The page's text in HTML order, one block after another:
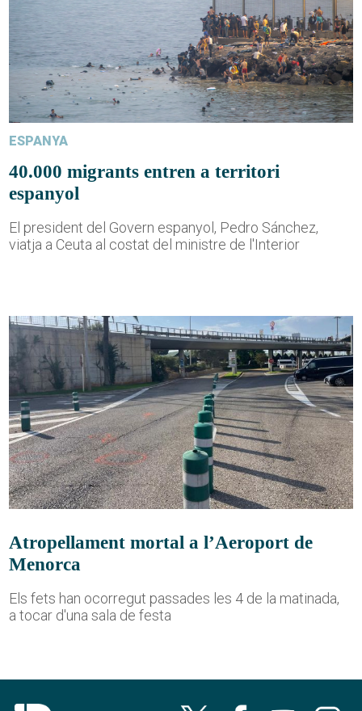
ESPANYA
40.000 migrants entren a territori
espanyol
El president del Govern espanyol, Pedro Sánchez,
viatja a Ceuta al costat del ministre de l'Interior
Atropellament mortal a l’Aeroport de
Menorca
Els fets han ocorregut passades les 4 de la matinada,
a tocar d'una sala de festa